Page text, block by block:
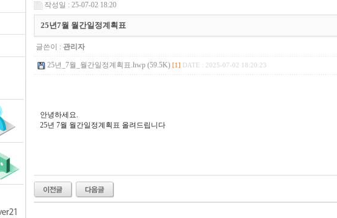
작성일 : 25-07-02 18:20
25년7월 월간일정계획표
글쓴이 : 관리자
25년_7월_월간일정계획표.hwp (59.5K) [1] DATE : 2025-07-02 18:20:23
안녕하세요.
25년 7월 월간일정계획표 올려드립니다